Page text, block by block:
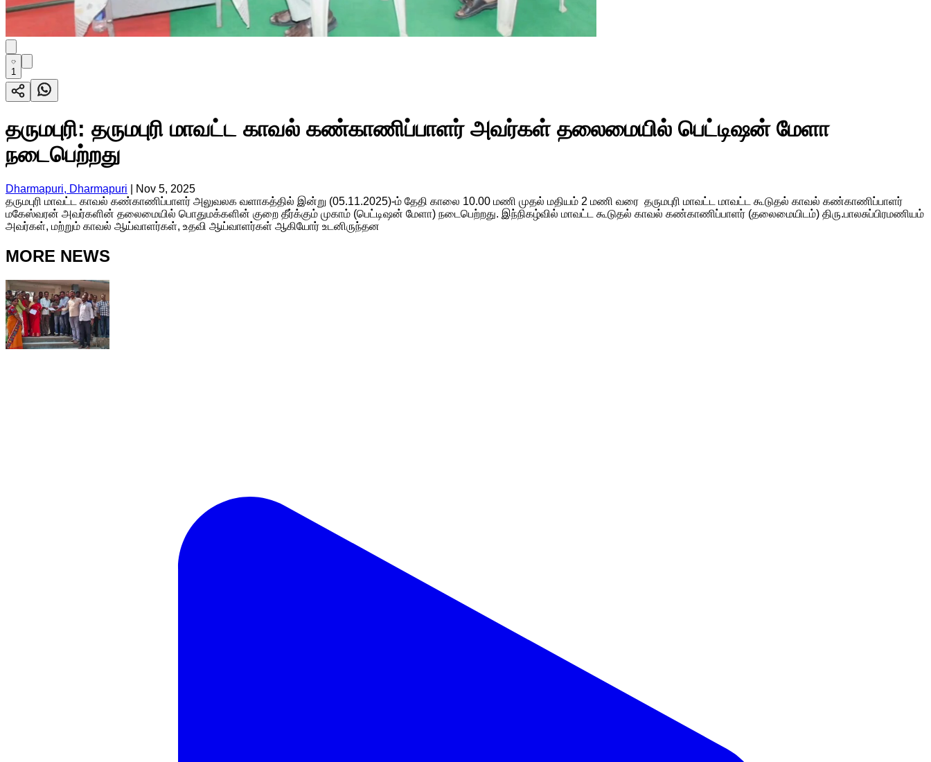
1
தருமபுரி: தருமபுரி மாவட்ட காவல் கண்காணிப்பாளர் அவர்கள் தலைமையில் பெட்டிஷன் மேளா
நடைபெற்றது
Dharmapuri, Dharmapuri
Nov 5, 2025
தருமபுரி மாவட்ட காவல் கண்காணிப்பாளர் அலுவலக வளாகத்தில் இன்று (05.11.2025)-ம் தேதி காலை 10.00 மணி முதல் மதியம் 2 மணி வரை தருமபுரி மாவட்ட மாவட்ட கூடுதல் காவல் கண்காணிப்பாளர்
மகேஸ்வரன் அவர்களின் தலைமையில் பொதுமக்களின் குறை தீர்க்கும் முகாம் (பெட்டிஷன் மேளா) நடைபெற்றது. இந்நிகழ்வில் மாவட்ட கூடுதல் காவல் கண்காணிப்பாளர் (தலைமையிடம்) திரு.பாலசுப்பிரமணியம்
அவர்கள், மற்றும் காவல் ஆய்வாளர்கள், உதவி ஆய்வாளர்கள் ஆகியோர் உடனிருந்தன
MORE NEWS